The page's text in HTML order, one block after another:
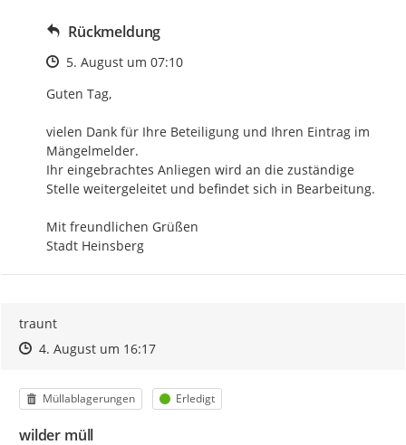
Rückmeldung
Zeitpunkt des Erstellens
5. August um 07:10
Guten Tag,
vielen Dank für Ihre Beteiligung und Ihren Eintrag im
Mängelmelder.
Ihr eingebrachtes Anliegen wird an die zuständige
Stelle weitergeleitet und befindet sich in Bearbeitung.
Mit freundlichen Grüßen
Stadt Heinsberg
traunt
Zeitpunkt des Erstellens
Zeitpunkt des Erstellens
4. August um 16:17Zur Äußerung
Kategorie
Müllablagerungen Status
Erledigt
wilder müll